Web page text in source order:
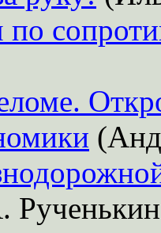
по